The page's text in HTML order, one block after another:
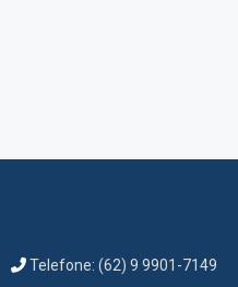
Telefone: (62) 9 9901-7149